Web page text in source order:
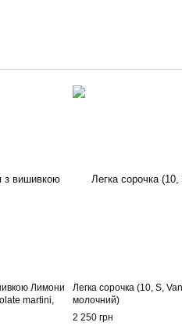
Лимони
martini,
Легка сорочка (10, S,
молочний)
2 250 грн